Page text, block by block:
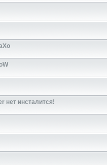
нет инсталится!